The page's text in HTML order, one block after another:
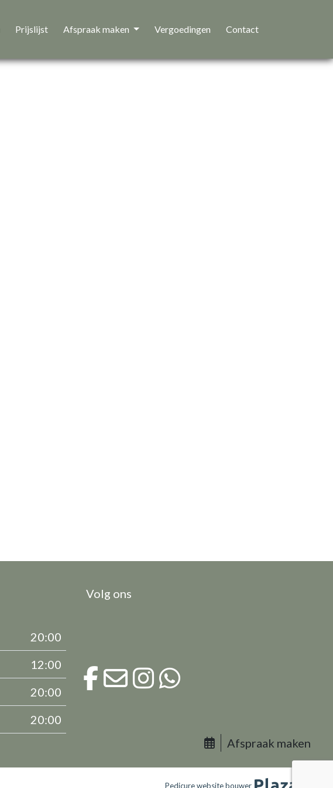
Prijslijst Afspraak maken Vergoedingen Contact
20:00
12:00
20:00
20:00
Volg ons
Afspraak maken
Pedicure website bouwer